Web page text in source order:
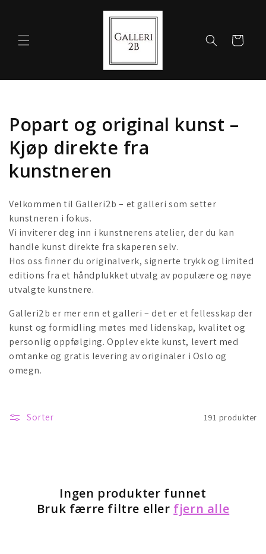
Handlekurv
S
a
m
i
n
g
:
Popart og original kunst –
Kjøp direkte fra
kunstneren
Velkommen til Galleri2b – et galleri som setter
kunstneren i fokus.
Vi inviterer deg inn i kunstnerens atelier, der du kan
handle kunst direkte fra skaperen selv.
Hos oss finner du originalverk, signerte trykk og limited
editions fra et håndplukket utvalg av populære og nøye
utvalgte kunstnere.
Galleri2b er mer enn et galleri – det er et fellesskap der
kunst og formidling møtes med lidenskap, kvalitet og
personlig oppfølging. Opplev ekte kunst, levert med
omtanke og gratis levering av originaler i Oslo og
omegn.
Sorter 191 produkter
Ingen produkter funnet
Bruk færre filtre eller fjern alle